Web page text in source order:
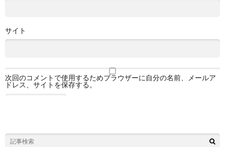
サイト
次回のコメントで使用するためブラウザーに自分の名前、メールア
ドレス、サイトを保存する。